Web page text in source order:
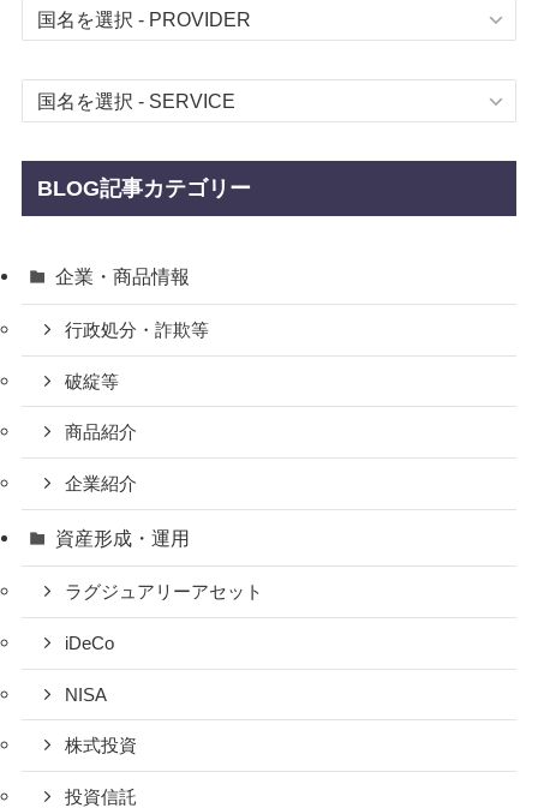
BLOG記事カテゴリー
企業・商品情報
行政処分・詐欺等
破綻等
商品紹介
企業紹介
資産形成・運用
ラグジュアリーアセット
iDeCo
NISA
株式投資
投資信託